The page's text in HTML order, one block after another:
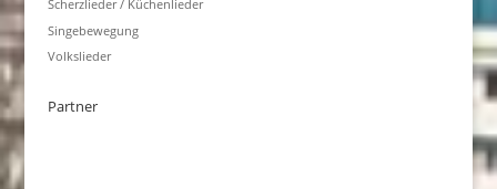
Scherzlieder / Küchenlieder
Singebewegung
Volkslieder
Partner